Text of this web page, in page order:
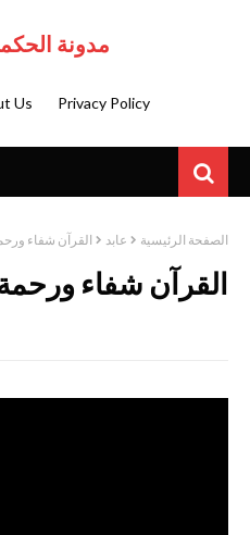
مدونة
Privacy Policy
Us
الصفحة الرئيسية عابد القرآن شفاء
القرآن شفاء